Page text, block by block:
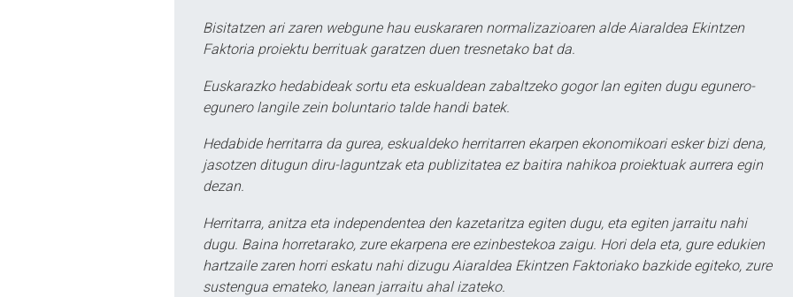
Bisitatzen ari zaren webgune hau euskararen normalizazioaren alde Aiaraldea Ekintzen
Faktoria proiektu berrituak garatzen duen tresnetako bat da.
Euskarazko hedabideak sortu eta eskualdean zabaltzeko gogor lan egiten dugu egunero-
egunero langile zein boluntario talde handi batek.
Hedabide herritarra da gurea, eskualdeko herritarren ekarpen ekonomikoari esker bizi dena,
jasotzen ditugun diru-laguntzak eta publizitatea ez baitira nahikoa proiektuak aurrera egin
dezan.
Herritarra, anitza eta independentea den kazetaritza egiten dugu, eta egiten jarraitu nahi
dugu. Baina horretarako, zure ekarpena ere ezinbestekoa zaigu. Hori dela eta, gure edukien
hartzaile zaren horri eskatu nahi dizugu Aiaraldea Ekintzen Faktoriako bazkide egiteko, zure
sustengua emateko, lanean jarraitu ahal izateko.